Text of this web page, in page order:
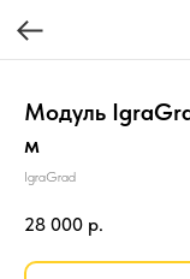
Модуль
м
IgraGrad
28 000 р.